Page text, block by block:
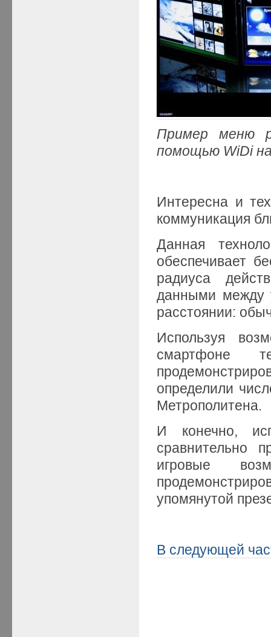
Пример меню
помощью WiDi
Интересна и
коммуникация
Данная
обеспечивает
радиуса
данными между
расстоянии:
Используя
смартфоне
определили
Метрополитена.
И конечно,
сравнительно
игровые
упомянутой
В следующей